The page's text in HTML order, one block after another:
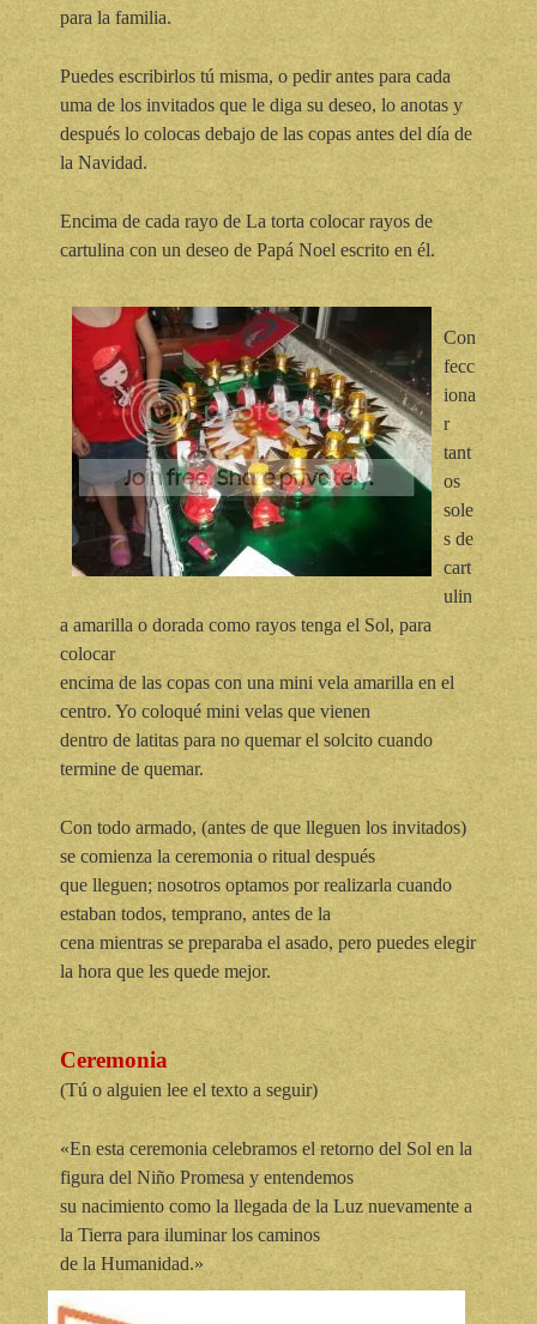
para la familia.
Puedes escribirlos tú misma, o pedir antes para cada
uma de los invitados que le diga su deseo, lo anotas y
después lo colocas debajo de las copas antes del día de
la Navidad.
Encima de cada rayo de La torta colocar rayos de
cartulina con un deseo de Papá Noel escrito en él.
Con
fecc
iona
r
tant
os
sole
s de
cart
ulin
a amarilla o dorada como rayos tenga el Sol, para
colocar
encima de las copas con una mini vela amarilla en el
centro. Yo coloqué mini velas que vienen
dentro de latitas para no quemar el solcito cuando
termine de quemar.
Con todo armado, (antes de que lleguen los invitados)
se comienza la ceremonia o ritual después
que lleguen; nosotros optamos por realizarla cuando
estaban todos, temprano, antes de la
cena mientras se preparaba el asado, pero puedes elegir
la hora que les quede mejor.
Ceremonia
(Tú o alguien lee el texto a seguir)
«En esta ceremonia celebramos el retorno del Sol en la
figura del Niño Promesa y entendemos
su nacimiento como la llegada de la Luz nuevamente a
la Tierra para iluminar los caminos
de la Humanidad.»